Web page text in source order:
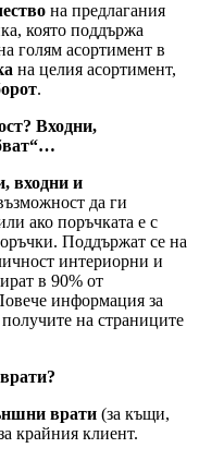
на предлагания
която поддържа
голям асортимент в
на целия асортимент,
.
Входни,
входни и
да ги
ако поръчката е с
Поддържат се на
интериорни и
в 90% от
информация за
на страниците
врати (за къщи,
крайния клиент.